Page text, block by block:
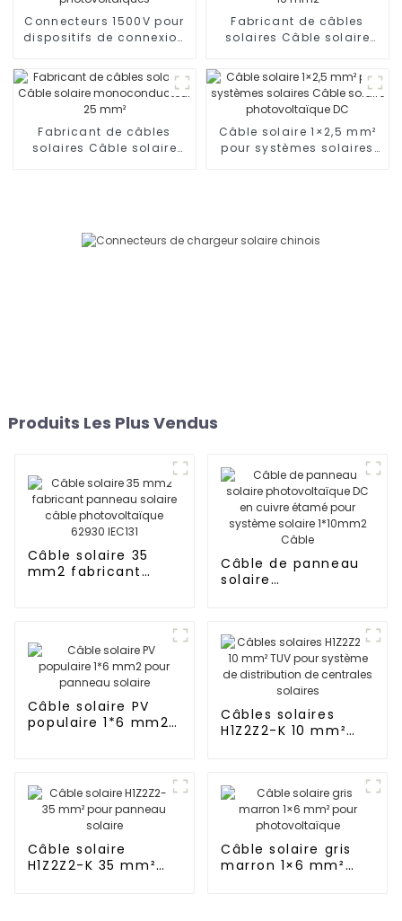
Connecteurs 1500V pour
dispositifs de connexion
Fabricant de câbles
solaires Câble solaire
Fabricant de câbles
solaires Câble solaire
Câble solaire 1×2,5 mm²
pour systèmes solaires
Produits Les Plus Vendus
Câble solaire 35
mm2 fabricant
Câble de panneau
solaire
solaire 1*10mm2
Câble
Câble solaire PV
populaire 1*6 mm2
Câbles solaires
H1Z2Z2-K 10 mm²
Câble solaire
H1Z2Z2-K 35 mm²
Câble solaire gris
marron 1×6 mm²